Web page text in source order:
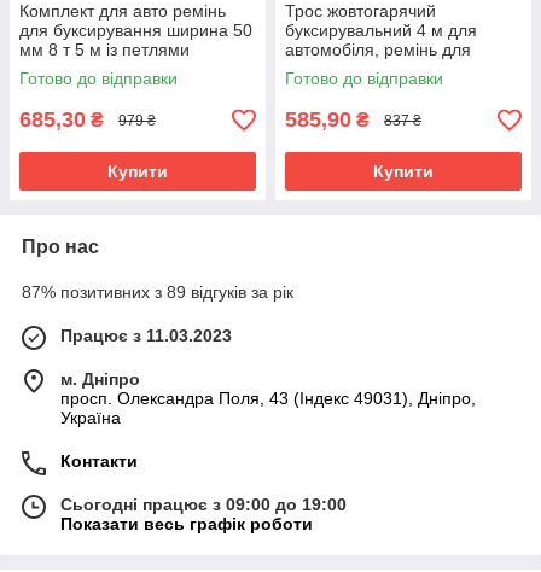
Комплект для авто ремінь
для буксирування ширина 50
мм 8 т 5 м із петлями
рукавичками та
транспортувальною сумкою
Готово до відправки
685,30 ₴ 979 ₴
Купити
Трос жовтогарячий
буксирувальний 4 м для
автомобіля, ремінь для
буксирування авто 65 мм 5
тонн, 2 гаки
Готово до відправки
585,90 ₴ 837 ₴
Купити
Про нас
87% позитивних з 89 відгуків за рік
Працює з 11.03.2023
м. Дніпро
просп. Олександра Поля, 43 (Індекс 49031), Дніпро,
Україна
Контакти
Сьогодні працює з 09:00 до 19:00
Показати весь графік роботи